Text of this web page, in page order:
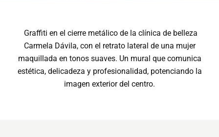
Graffiti en el cierre metálico de la clínica de belleza
Carmela Dávila, con el retrato lateral de una mujer
maquillada en tonos suaves. Un mural que comunica
estética, delicadeza y profesionalidad, potenciando la
imagen exterior del centro.